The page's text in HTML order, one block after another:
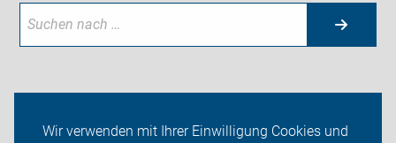
Wir verwenden mit Ihrer Einwilligung Cookies und